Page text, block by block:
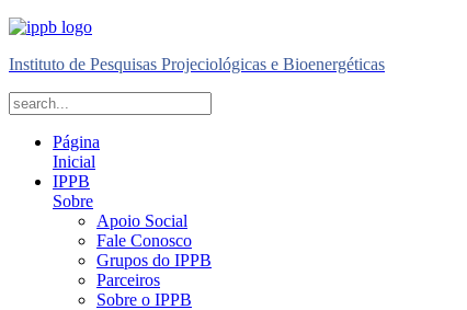
Instituto de Pesquisas Projeciológicas e Bioenergéticas
Página
Inicial
IPPB
Sobre
Apoio Social
Fale Conosco
Grupos do IPPB
Parceiros
Sobre o IPPB